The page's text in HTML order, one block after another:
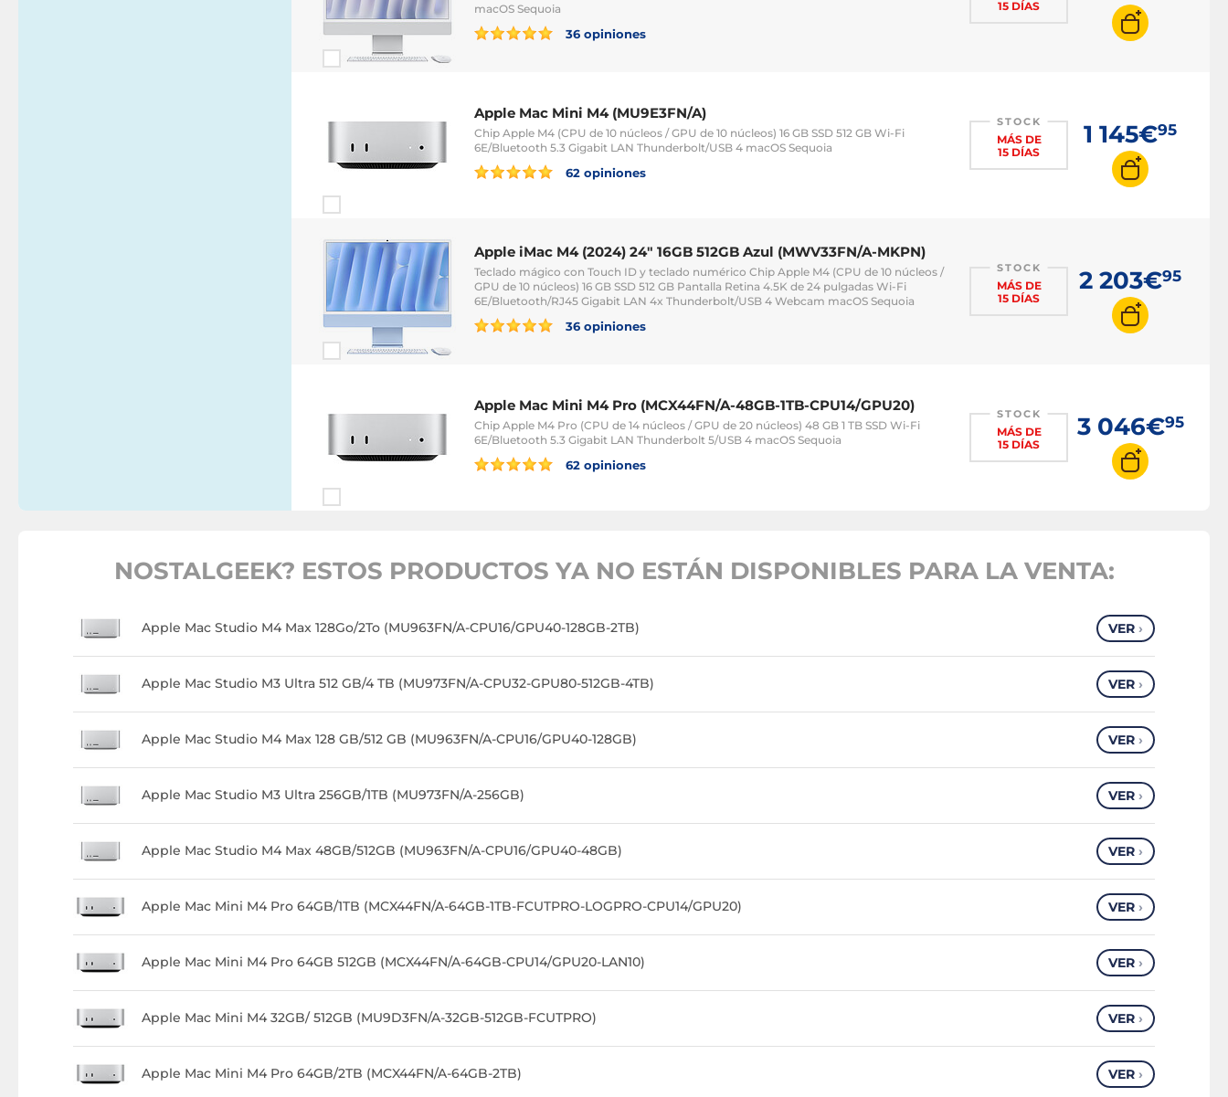
macOS Sequoia
36 opiniones
15 DÍAS
Apple Mac Mini M4 (MU9E3FN/A)
Chip Apple M4 (CPU de 10 núcleos / GPU de 10 núcleos) 16 GB SSD 512 GB Wi-Fi
6E/Bluetooth 5.3 Gigabit LAN Thunderbolt/USB 4 macOS Sequoia
62 opiniones
STOCK
MÁS DE
15 DÍAS
1 145€95
Apple iMac M4 (2024) 24" 16GB 512GB Azul (MWV33FN/A-MKPN)
Teclado mágico con Touch ID y teclado numérico Chip Apple M4 (CPU de 10 núcleos /
GPU de 10 núcleos) 16 GB SSD 512 GB Pantalla Retina 4.5K de 24 pulgadas Wi-Fi
6E/Bluetooth/RJ45 Gigabit LAN 4x Thunderbolt/USB 4 Webcam macOS Sequoia
36 opiniones
STOCK
MÁS DE
15 DÍAS
2 203€95
Apple Mac Mini M4 Pro (MCX44FN/A-48GB-1TB-CPU14/GPU20)
Chip Apple M4 Pro (CPU de 14 núcleos / GPU de 20 núcleos) 48 GB 1 TB SSD Wi-Fi
6E/Bluetooth 5.3 Gigabit LAN Thunderbolt 5/USB 4 macOS Sequoia
62 opiniones
STOCK
MÁS DE
15 DÍAS
3 046€95
NOSTALGEEK? ESTOS PRODUCTOS YA NO ESTÁN DISPONIBLES PARA LA VENTA:
Apple Mac Studio M4 Max 128Go/2To (MU963FN/A-CPU16/GPU40-128GB-2TB) VER ›
Apple Mac Studio M3 Ultra 512 GB/4 TB (MU973FN/A-CPU32-GPU80-512GB-4TB) VER ›
Apple Mac Studio M4 Max 128 GB/512 GB (MU963FN/A-CPU16/GPU40-128GB) VER ›
Apple Mac Studio M3 Ultra 256GB/1TB (MU973FN/A-256GB) VER ›
Apple Mac Studio M4 Max 48GB/512GB (MU963FN/A-CPU16/GPU40-48GB) VER ›
Apple Mac Mini M4 Pro 64GB/1TB (MCX44FN/A-64GB-1TB-FCUTPRO-LOGPRO-CPU14/GPU20) VER ›
Apple Mac Mini M4 Pro 64GB 512GB (MCX44FN/A-64GB-CPU14/GPU20-LAN10) VER ›
Apple Mac Mini M4 32GB/ 512GB (MU9D3FN/A-32GB-512GB-FCUTPRO) VER ›
Apple Mac Mini M4 Pro 64GB/2TB (MCX44FN/A-64GB-2TB) VER ›